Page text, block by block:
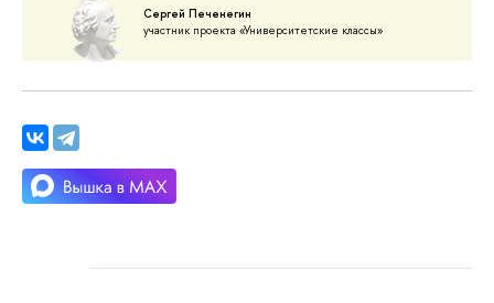
Сергей Печенегин
участник проекта «Университетские классы»